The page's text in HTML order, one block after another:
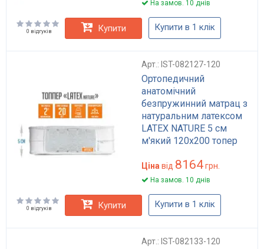
На замов. 10 днів
0 відгуків Купити Купити в 1 клік
Арт.: IST-082127-120
Ортопедичний
анатомічний
безпружинний матрац з
натуральним латексом
LATEX NATURE 5 см
м'який 120x200 топер
Ціна від 8164грн.
На замов. 10 днів
0 відгуків Купити Купити в 1 клік
Арт.: IST-082133-120